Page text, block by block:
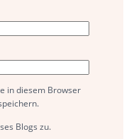
in diesem Browser
Blogs zu.